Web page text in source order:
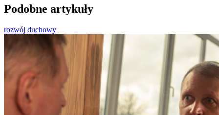
Podobne artykuły
rozwój duchowy